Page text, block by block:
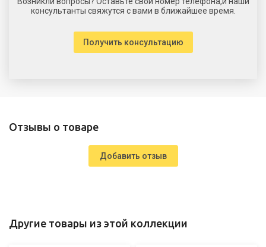
консультанты свяжутся с вами в ближайшее время.
Получить консультацию
Отзывы о товаре
Добавить отзыв
Другие товары из этой коллекции